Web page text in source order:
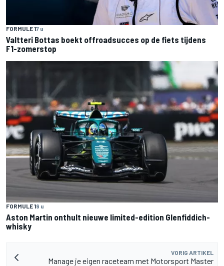
FORMULE 17 u
Valtteri Bottas boekt offroadsucces op de fiets tijdens
F1-zomerstop
FORMULE 19 u
Aston Martin onthult nieuwe limited-edition Glenfiddich-
whisky
VORIG ARTIKEL
Manage je eigen raceteam met Motorsport Master